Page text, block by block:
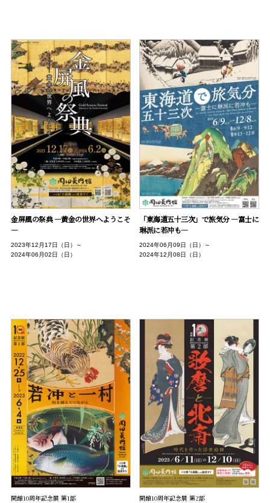
「東海道五十三次」で旅気分 ―富士に
琳派に若冲も―
2024年06月09日（日）～
2024年12月08日（日）
金屏風の祭典 ―黄金の世界へようこそ
―
2023年12月17日（日）～
2024年06月02日（日）
開館10周年記念展 第2部
開館10周年記念展 第1部